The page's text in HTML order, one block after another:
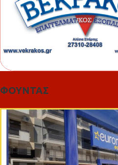
ΦΟΥΝΤΑΣ